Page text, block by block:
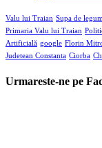
Valu lui Traian Supa de
Primaria Valu lui Traian
Artificială google Florin
Judetean Constanta Ciorba
Urmareste-ne pe